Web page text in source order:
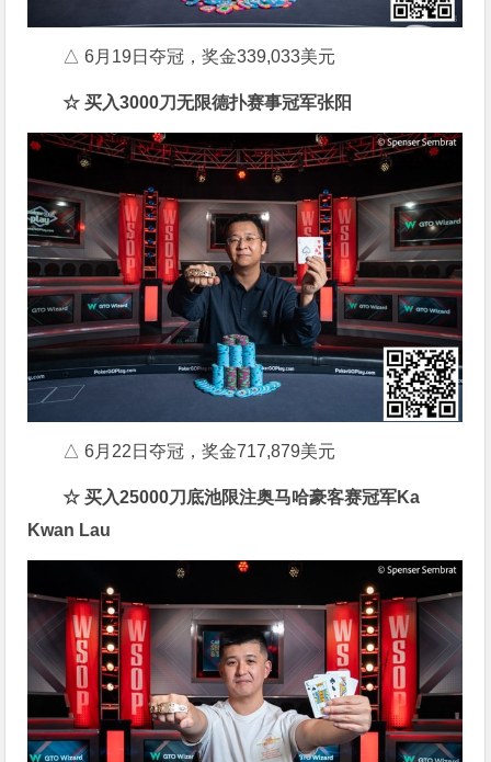
△ 6月19日夺冠，奖金339,033美元
☆ 买入3000刀无限德扑赛事冠军张阳
△ 6月22日夺冠，奖金717,879美元
☆ 买入25000刀底池限注奥马哈豪客赛冠军Ka
Kwan Lau